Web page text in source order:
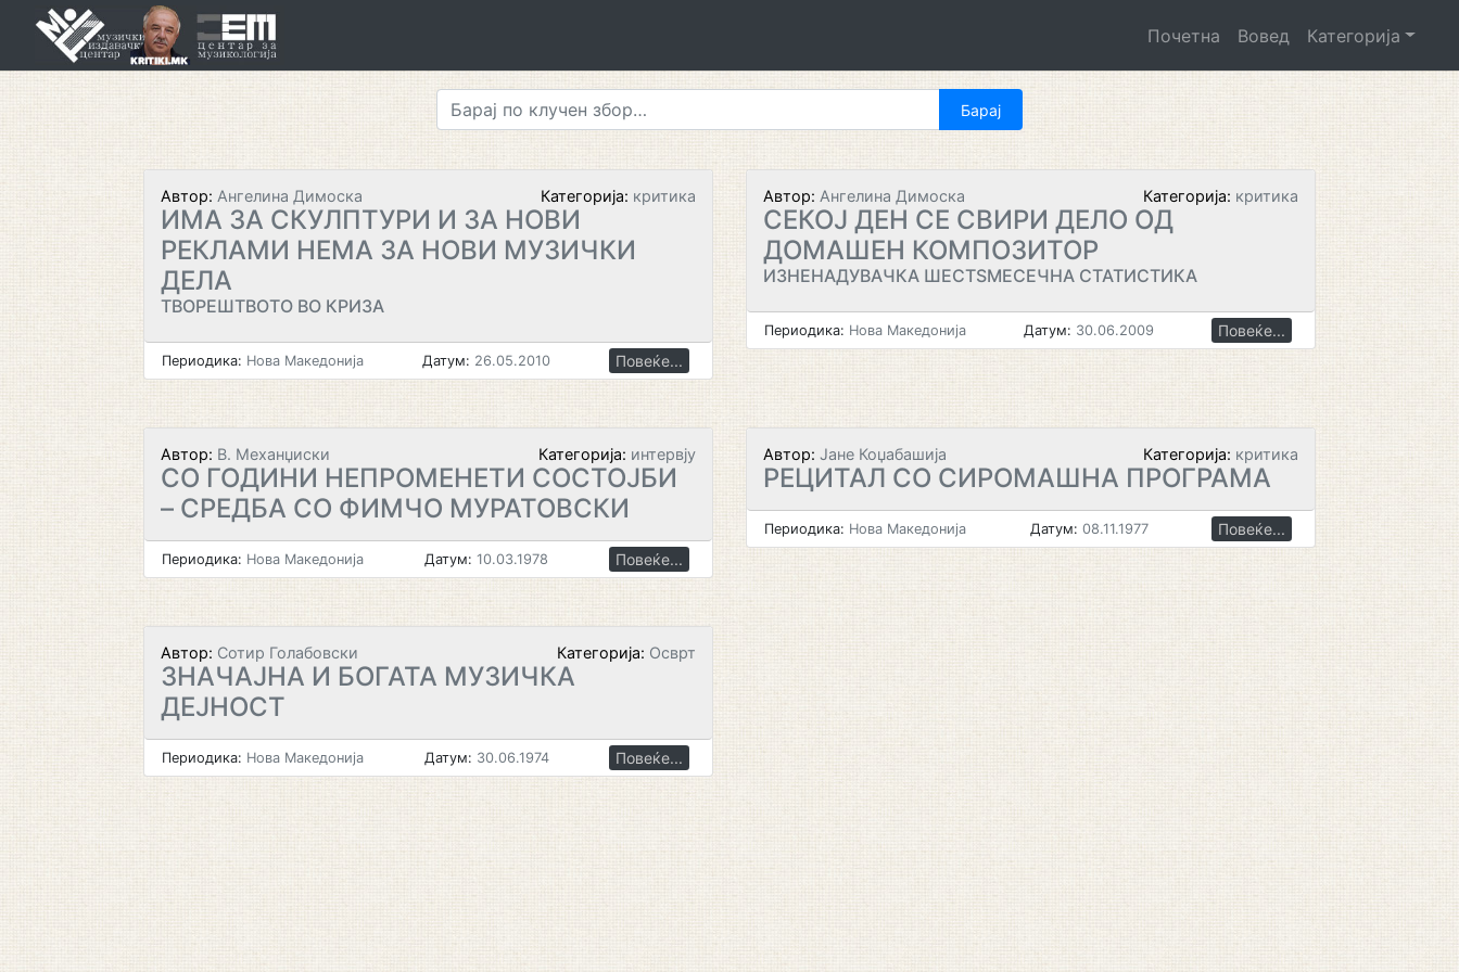
Почетна Вовед Категорија
Автор: Ангелина Димоска Категорија: критика
ИМА ЗА СКУЛПТУРИ И ЗА НОВИ
РЕКЛАМИ НЕМА ЗА НОВИ МУЗИЧКИ
ДЕЛА
ТВОРЕШТВОТО ВО КРИЗА
Периодика: Нова Македонија Датум: 26.05.2010 Повеќе...
Автор: Ангелина Димоска Категорија: критика
СЕКОЈ ДЕН СЕ СВИРИ ДЕЛО ОД
ДОМАШЕН КОМПОЗИТОР
ИЗНЕНАДУВАЧКА ШЕСТЅМЕСЕЧНА СТАТИСТИКА
Периодика: Нова Македонија Датум: 30.06.2009 Повеќе...
Автор: В. Механџиски Категорија: интервју
СО ГОДИНИ НЕПРОМЕНЕТИ СОСТОЈБИ
– СРЕДБА СО ФИМЧО МУРАТОВСКИ
Периодика: Нова Македонија Датум: 10.03.1978 Повеќе...
Автор: Јане Коџабашија Категорија: критика
РЕЦИТАЛ СО СИРОМАШНА ПРОГРАМА
Периодика: Нова Македонија Датум: 08.11.1977 Повеќе...
Автор: Сотир Голабовски Категорија: Осврт
ЗНАЧАЈНА И БОГАТА МУЗИЧКА
ДЕЈНОСТ
Периодика: Нова Македонија Датум: 30.06.1974 Повеќе...